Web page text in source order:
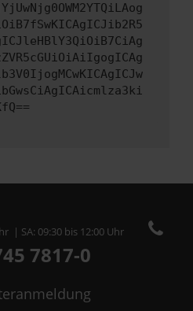
| SA: 09:30 bis 12:00 Uhr
7817-0